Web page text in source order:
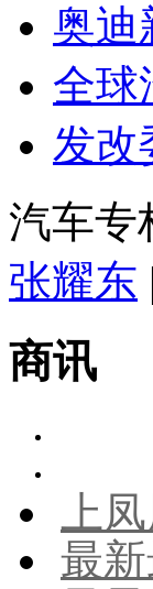
奥迪
全球
发改
汽车专
张耀东 |
商讯
上
最